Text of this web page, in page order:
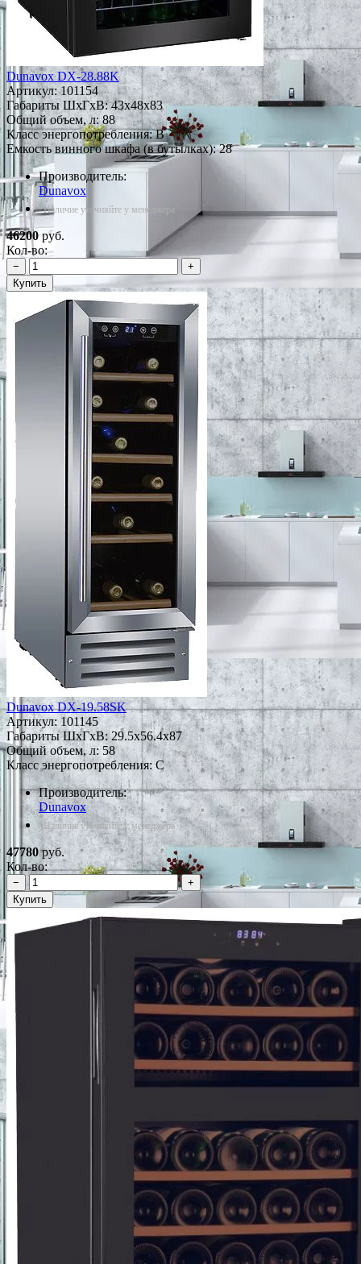
Dunavox DX-28.88K
Артикул:101154
Габариты ШxГxВ: 43x48x83
Общий объем, л: 88
Класс энергопотребления: B
Емкость винного шкафа (в бутылках): 28
Производитель:
Dunavox
*Наличие уточняйте у менеджера
46200руб.
Кол-во:
−
+
Купить
Dunavox DX-19.58SK
Артикул:101145
Габариты ШxГxВ: 29.5x56.4x87
Общий объем, л: 58
Класс энергопотребления: C
Производитель:
Dunavox
*Наличие уточняйте у менеджера
47780руб.
Кол-во:
−
+
Купить